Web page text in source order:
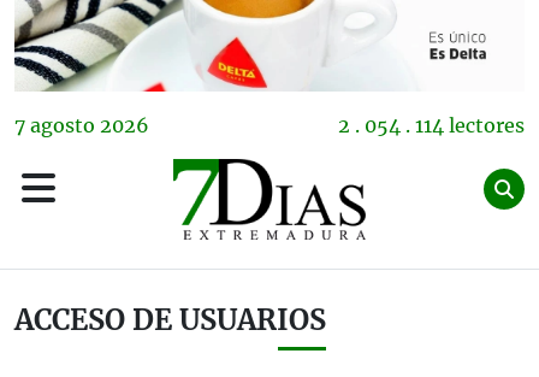
7 agosto 2026 2 . 054 . 114 lectores
ACCESO DE USUARIOS